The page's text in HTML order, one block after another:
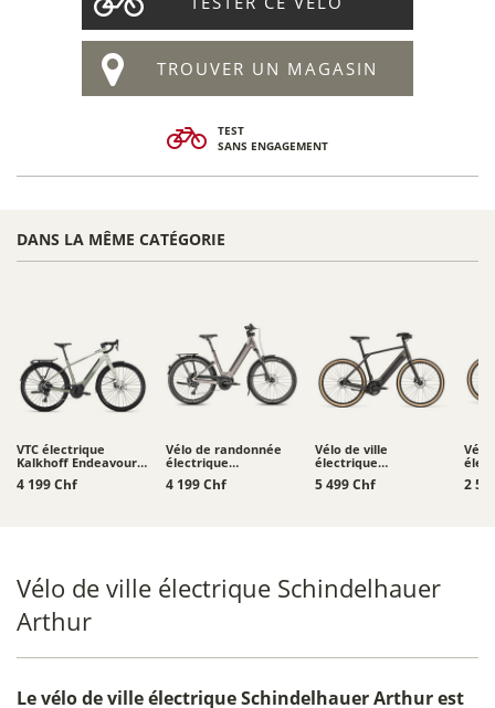
TROUVER UN MAGASIN
TEST
SANS ENGAGEMENT
DANS LA MÊME CATÉGORIE
VTC électrique
Kalkhoff Endeavour L
Touring
4 199 Chf
Vélo de randonnée
électrique
Moustache Xroad 4 -
800 Wh
4 199 Chf
Vélo de ville
électrique
Schindelhauer
Heinrich XIV
5 499 Chf
Vélo
2
Vélo de ville électrique Schindelhauer
Arthur
Levélo de ville électrique Schindelhauer Arthurest